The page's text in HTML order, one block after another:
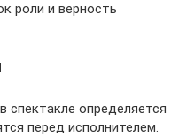
ро­ли и верность
спектакле определяется
перед исполнителем.